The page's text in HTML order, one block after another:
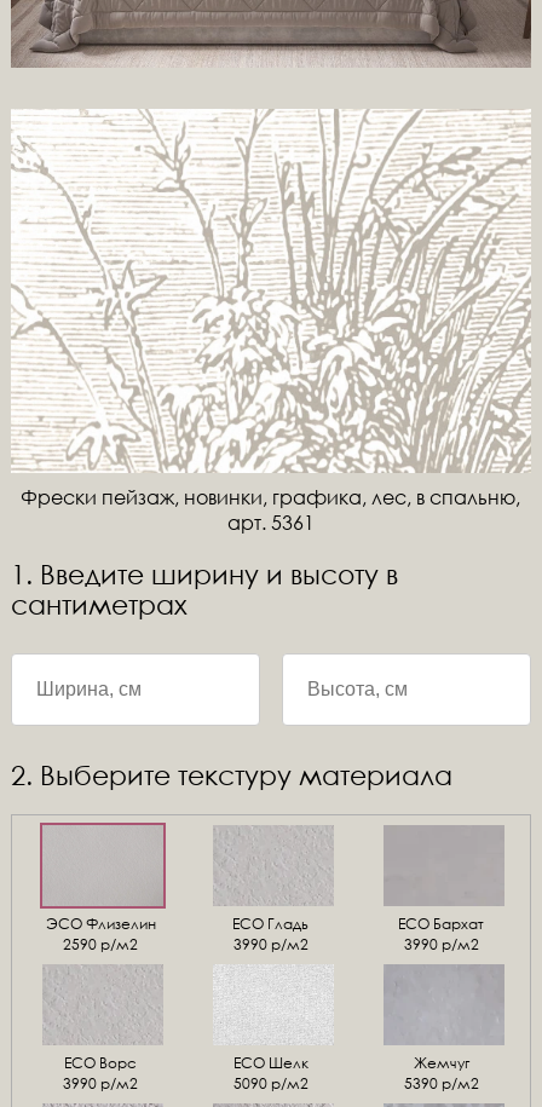
Фрески пейзаж, новинки, графика, лес, в спальню,
арт. 5361
1. Введите ширину и высоту в
сантиметрах
2. Выберите текстуру материала
ЭСО Флизелин
2590 р/м2
ЕСО Гладь
3990 р/м2
ECO Бархат
3990 р/м2
ЕСО Ворс
3990 р/м2
ЕСО Шелк
5090 р/м2
Жемчуг
5390 р/м2